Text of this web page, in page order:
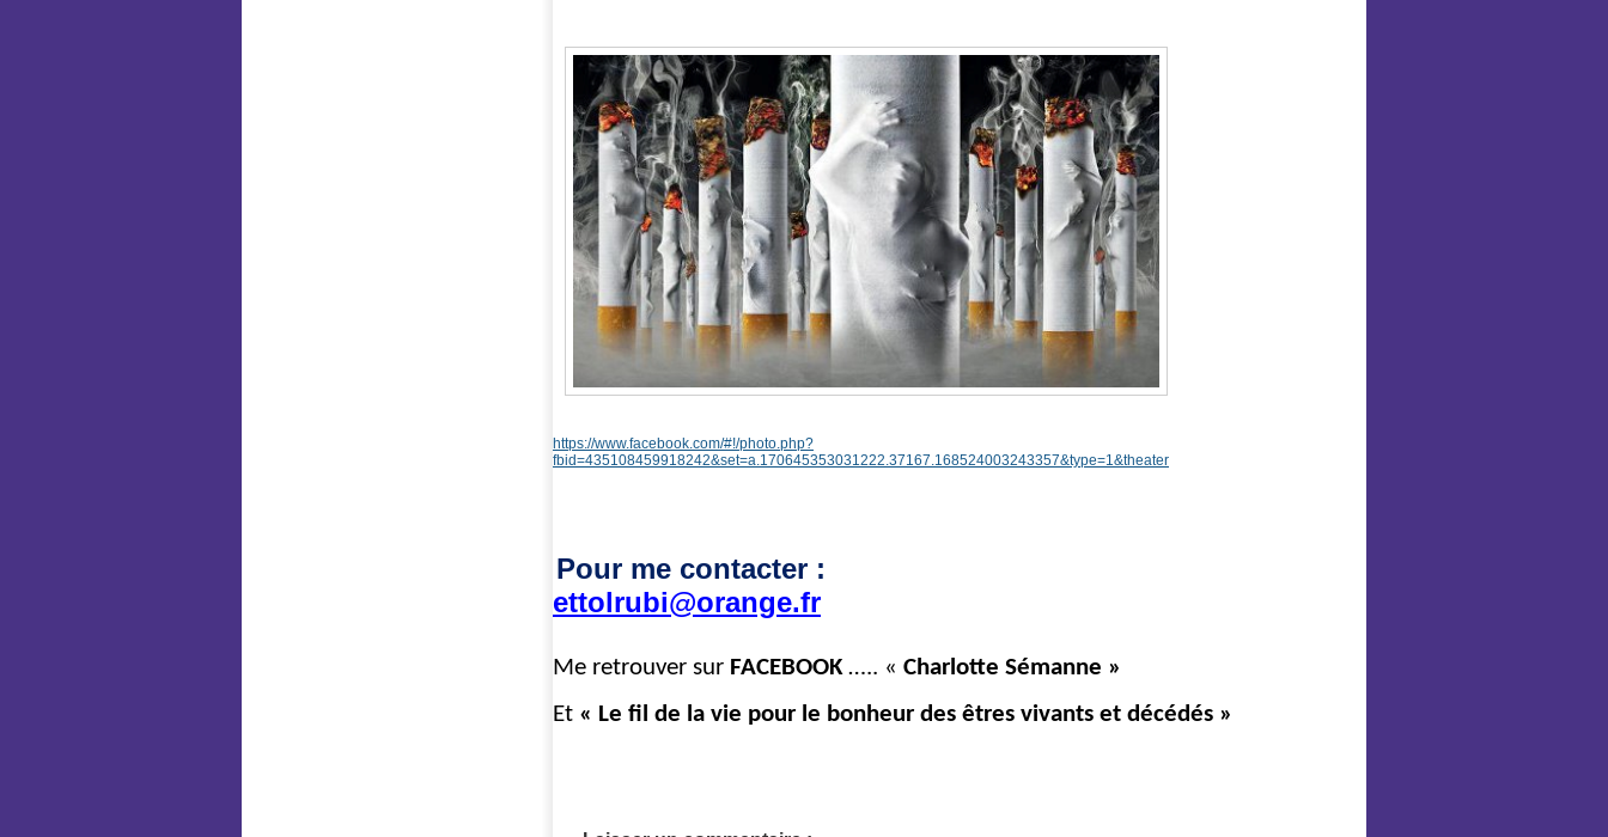
https://www.facebook.com/#!/photo.php?
fbid=435108459918242&set=a.170645353031222.37167.168524003243357&type=1&theater
Pour me contacter :
ettolrubi@orange.fr
Me retrouver sur FACEBOOK….. « Charlotte Sémanne »
Et « Le fil de la vie pour le bonheur des êtres vivants et décédés »